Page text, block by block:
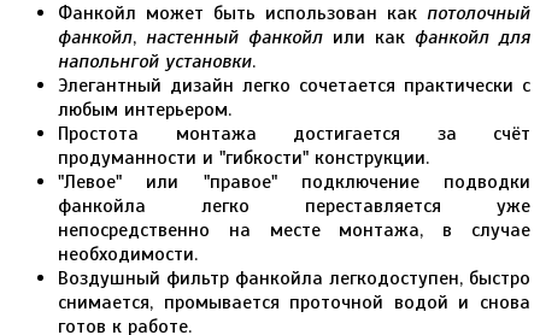
Фанкойл может быть использован как потолочный
фанкойл, настенный фанкойл или как фанкойл для
напольнгой установки.
Элегантный дизайн легко сочетается практически с
любым интерьером.
Простота монтажа достигается за счёт
продуманности и "гибкости" конструкции.
"Левое" или "правое" подключение подводки
фанкойла легко переставляется уже
непосредственно на месте монтажа, в случае
необходимости.
Воздушный фильтр фанкойла легкодоступен, быстро
снимается, промывается проточной водой и снова
готов к работе.